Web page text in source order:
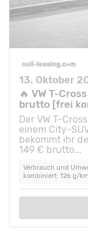
13. Oktober
🔥 VW T-
brutto [frei
Der VW T-
einem City-
bekommt ihr
149 € brutto...
Verbrauch und
kombiniert: 126 g/